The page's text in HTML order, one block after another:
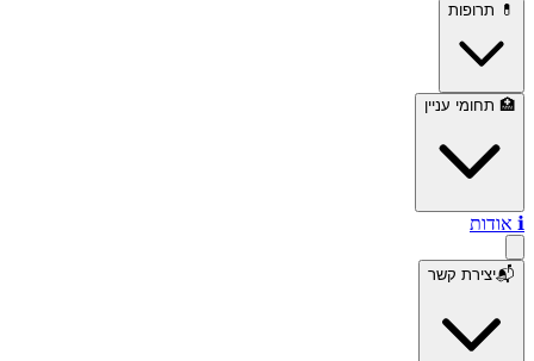
💊 תרופות
🏥 תחומי עניין
ℹ️ אודות
📬יצירת קשר